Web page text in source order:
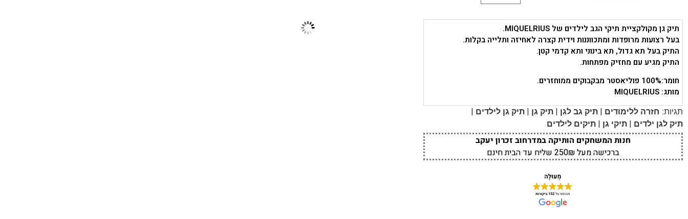
תיק גן מקולקציית תיקי הגב לילדים של MIQUELRIUS.
בעל רצועות מרופדות ומתכווננות וידית קצרה לאחיזה ותלייה בקלות.
התיק בעל תא גדול, תא בינוני ותא קדמי קטן.
התיק מגיע עם מחזיק מפתחות.
חומר:100% פוליאסטר מבקבוקים ממוחזרים.
מותג: MIQUELRIUS
תגיות: חזרה ללימודים | תיק גב לגן | תיק גן | תיק גן לילדים |
תיק לגן ילדים | תיקי גן | תיקים לילדים
חנות המשחקים הותיקה במדרחוב זכרון יעקב
ברכישה מעל 250₪ שליח עד הבית חינם